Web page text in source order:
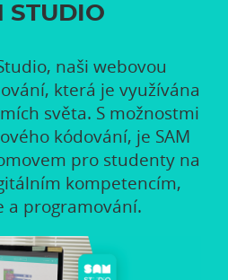
STUDIO
naši webovou
která je využívána
světa. S možnostmi
kódování, je SAM
pro studenty na
kompetencím,
a programování.